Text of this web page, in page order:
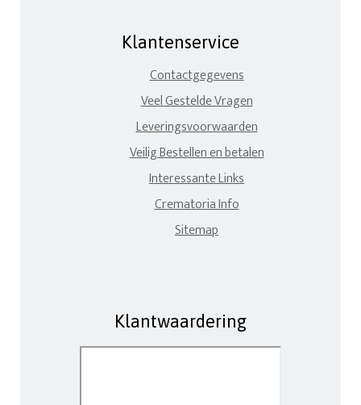
Klantenservice
Contactgegevens
Veel Gestelde Vragen
Leveringsvoorwaarden
Veilig Bestellen en betalen
Interessante Links
Crematoria Info
Sitemap
Klantwaardering